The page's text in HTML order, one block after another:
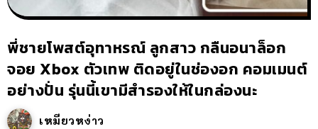
พี่ชายโพสต์อุทาหรณ์ ลูกสาว กลืนอนาล็อก
จอย Xbox ตัวเทพ ติดอยู่ในช่องอก คอมเมนต์
อย่างปั่น รุ่นนี้เขามีสำรองให้ในกล่องนะ
เหมียวหง่าว